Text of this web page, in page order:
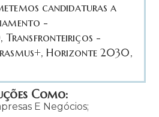
candidaturas a
-
Transfronteiriços -
Horizonte 2030,
Como:
E Negócios;